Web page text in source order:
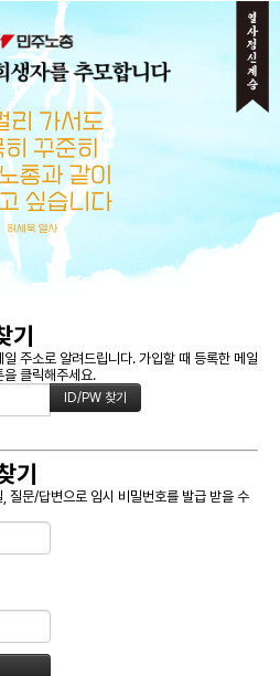
메뉴 건너뛰기
기
주소로 알려드립니다. 가입할 때 등록한 메일
클릭해주세요.
기
질문/답변으로 임시 비밀번호를 발급 받을 수